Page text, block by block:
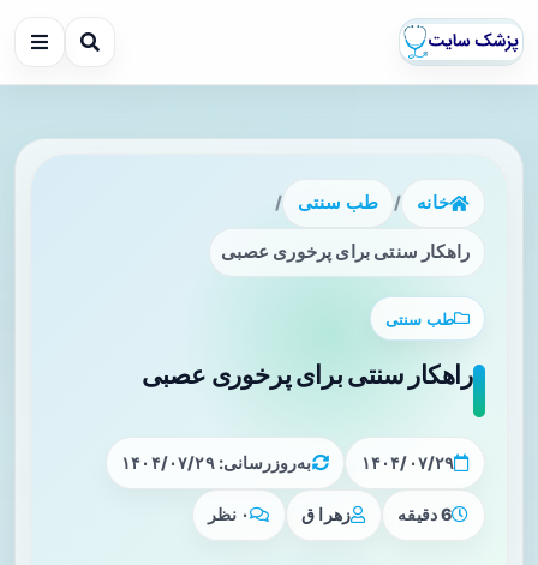
خانه / طب سنتی /
راهکار سنتی برای پرخوری عصبی
طب سنتی
راهکار سنتی برای پرخوری عصبی
۱۴۰۴/۰۷/۲۹ به‌روزرسانی: ۱۴۰۴/۰۷/۲۹
6 دقیقه زهرا ق ۰ نظر